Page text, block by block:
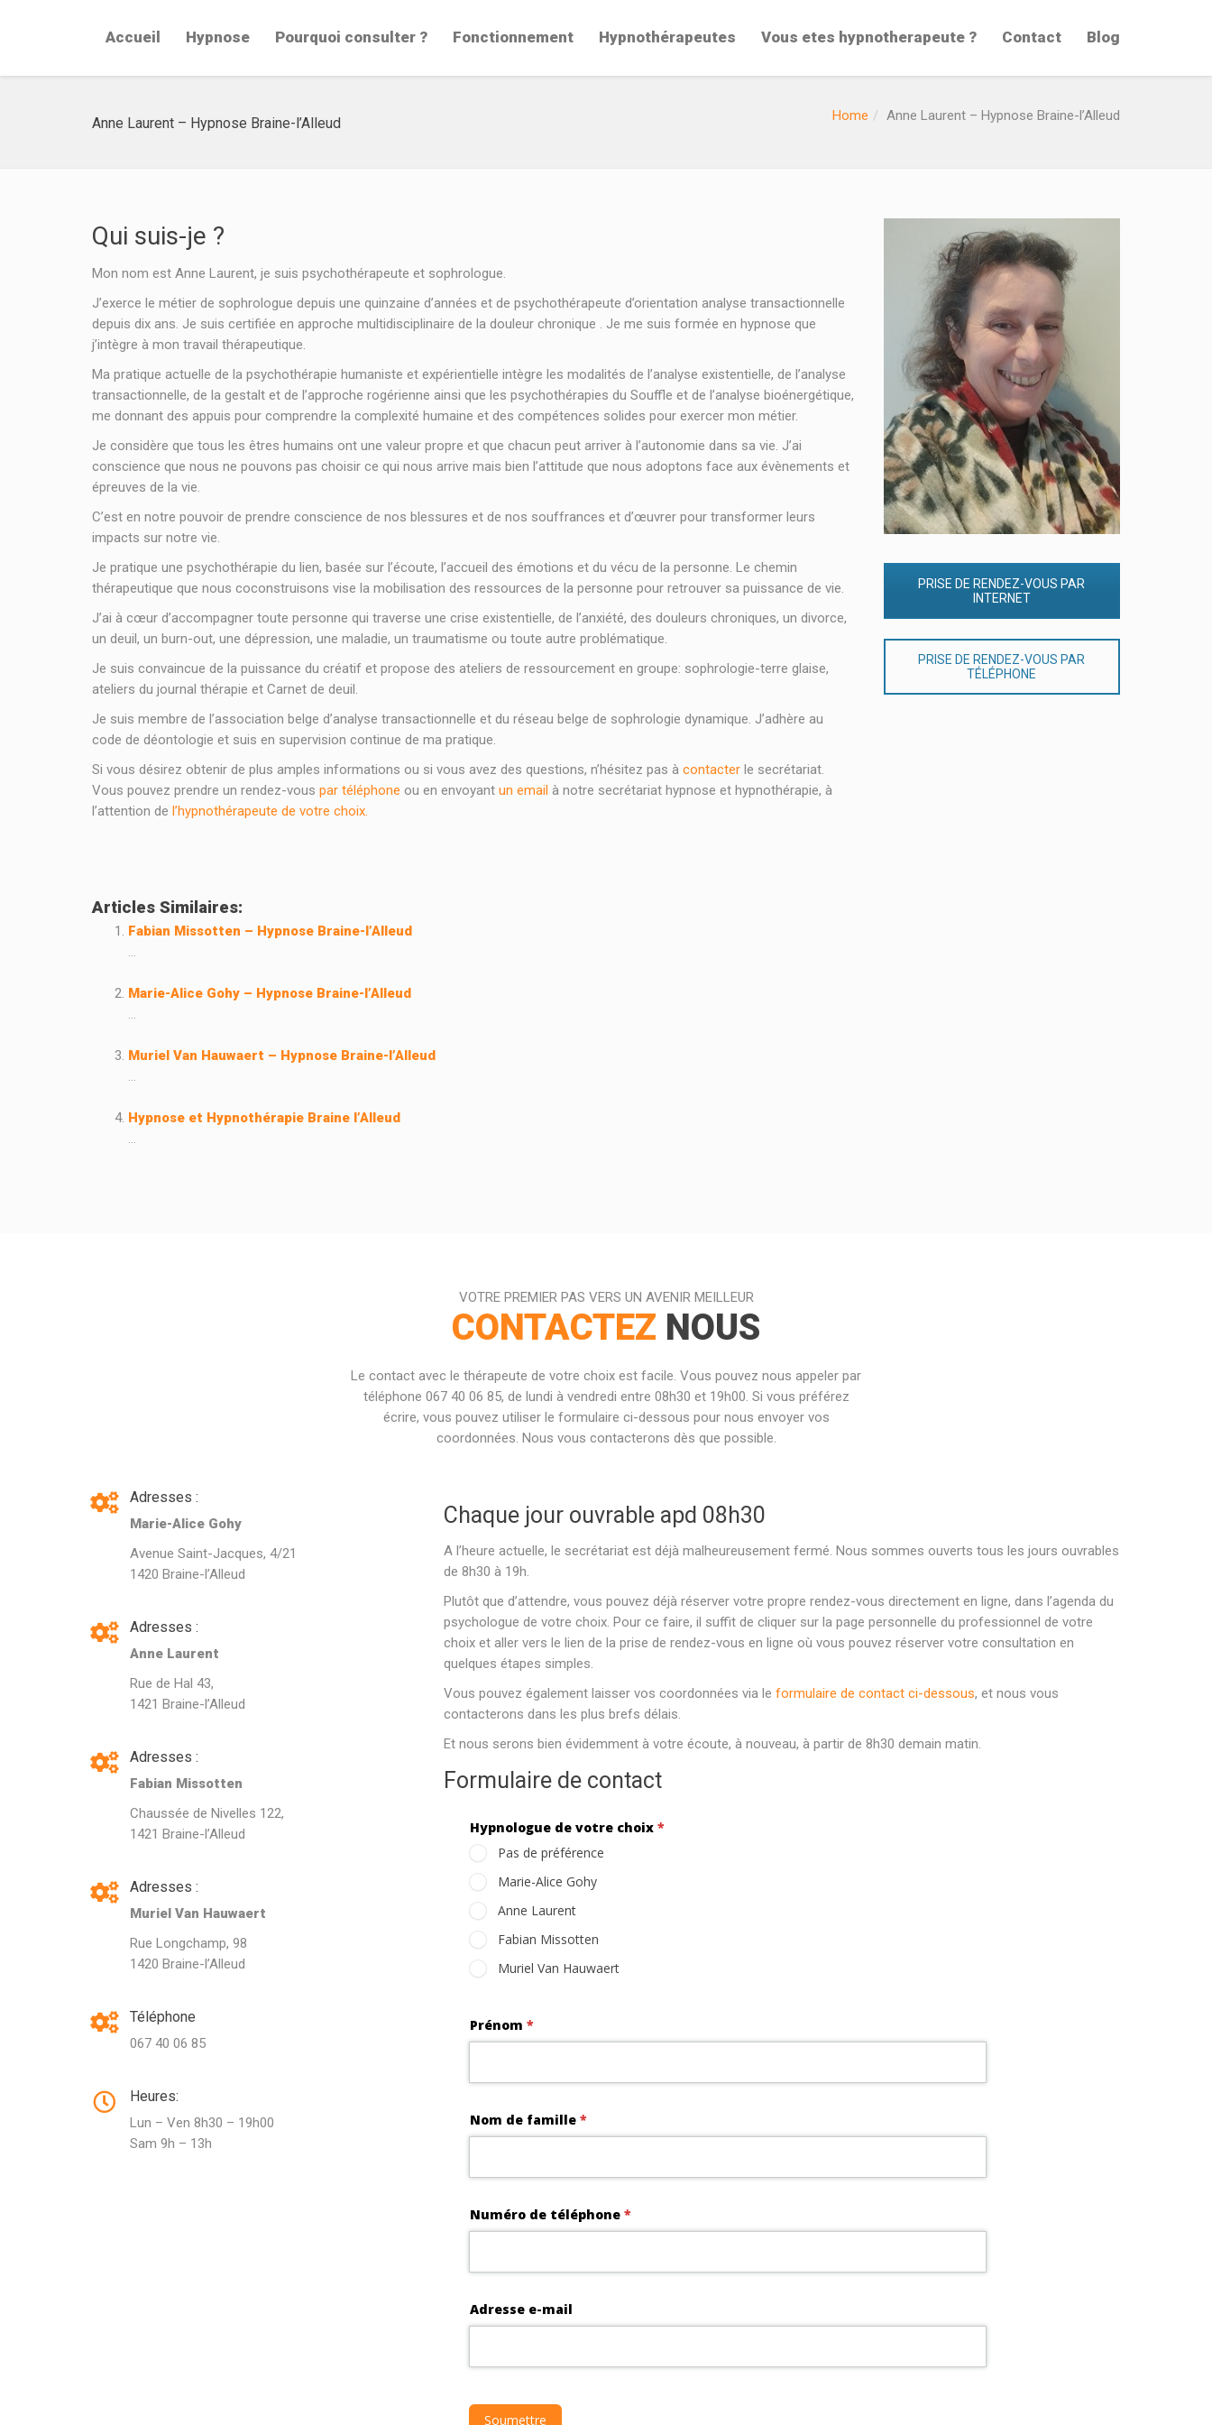
Accueil Hypnose Pourquoi consulter ? Fonctionnement Hypnothérapeutes Vous etes hypnotherapeute ? Contact Blog
Anne Laurent – Hypnose Braine-l’Alleud Home Anne Laurent – Hypnose Braine-l’Alleud
Qui suis-je ?
Mon nom est Anne Laurent, je suis psychothérapeute et sophrologue.
J’exerce le métier de sophrologue depuis une quinzaine d’années et de psychothérapeute d’orientation analyse transactionnelle
depuis dix ans. Je suis certifiée en approche multidisciplinaire de la douleur chronique . Je me suis formée en hypnose que
j’intègre à mon travail thérapeutique.
Ma pratique actuelle de la psychothérapie humaniste et expérientielle intègre les modalités de l’analyse existentielle, de l’analyse
transactionnelle, de la gestalt et de l’approche rogérienne ainsi que les psychothérapies du Souffle et de l’analyse bioénergétique,
me donnant des appuis pour comprendre la complexité humaine et des compétences solides pour exercer mon métier.
Je considère que tous les êtres humains ont une valeur propre et que chacun peut arriver à l’autonomie dans sa vie. J’ai
conscience que nous ne pouvons pas choisir ce qui nous arrive mais bien l’attitude que nous adoptons face aux évènements et
épreuves de la vie.
C’est en notre pouvoir de prendre conscience de nos blessures et de nos souffrances et d’œuvrer pour transformer leurs
impacts sur notre vie.
Je pratique une psychothérapie du lien, basée sur l’écoute, l’accueil des émotions et du vécu de la personne. Le chemin
thérapeutique que nous coconstruisons vise la mobilisation des ressources de la personne pour retrouver sa puissance de vie.
J’ai à cœur d’accompagner toute personne qui traverse une crise existentielle, de l’anxiété, des douleurs chroniques, un divorce,
un deuil, un burn-out, une dépression, une maladie, un traumatisme ou toute autre problématique.
Je suis convaincue de la puissance du créatif et propose des ateliers de ressourcement en groupe: sophrologie-terre glaise,
ateliers du journal thérapie et Carnet de deuil.
Je suis membre de l’association belge d’analyse transactionnelle et du réseau belge de sophrologie dynamique. J’adhère au
code de déontologie et suis en supervision continue de ma pratique.
Si vous désirez obtenir de plus amples informations ou si vous avez des questions, n’hésitez pas à contacter le secrétariat.
Vous pouvez prendre un rendez-vous par téléphone ou en envoyant un email à notre secrétariat hypnose et hypnothérapie, à
l’attention de l’hypnothérapeute de votre choix.
PRISE DE RENDEZ-VOUS PAR
INTERNET
PRISE DE RENDEZ-VOUS PAR
TÉLÉPHONE
Articles Similaires:
Fabian Missotten – Hypnose Braine-l’Alleud
...
Marie-Alice Gohy – Hypnose Braine-l’Alleud
...
Muriel Van Hauwaert – Hypnose Braine-l’Alleud
...
Hypnose et Hypnothérapie Braine l’Alleud
...
VOTRE PREMIER PAS VERS UN AVENIR MEILLEUR
CONTACTEZ NOUS
Le contact avec le thérapeute de votre choix est facile. Vous pouvez nous appeler par
téléphone 067 40 06 85, de lundi à vendredi entre 08h30 et 19h00. Si vous préférez
écrire, vous pouvez utiliser le formulaire ci-dessous pour nous envoyer vos
coordonnées. Nous vous contacterons dès que possible.
Adresses :
Marie-Alice Gohy
Avenue Saint-Jacques, 4/21
1420 Braine-l’Alleud
Adresses :
Anne Laurent
Rue de Hal 43,
1421 Braine-l’Alleud
Adresses :
Fabian Missotten
Chaussée de Nivelles 122,
1421 Braine-l’Alleud
Adresses :
Muriel Van Hauwaert
Rue Longchamp, 98
1420 Braine-l’Alleud
Téléphone
067 40 06 85
Heures:
Lun – Ven 8h30 – 19h00
Sam 9h – 13h
Chaque jour ouvrable apd 08h30
A l’heure actuelle, le secrétariat est déjà malheureusement fermé. Nous sommes ouverts tous les jours ouvrables
de 8h30 à 19h.
Plutôt que d’attendre, vous pouvez déjà réserver votre propre rendez-vous directement en ligne, dans l’agenda du
psychologue de votre choix. Pour ce faire, il suffit de cliquer sur la page personnelle du professionnel de votre
choix et aller vers le lien de la prise de rendez-vous en ligne où vous pouvez réserver votre consultation en
quelques étapes simples.
Vous pouvez également laisser vos coordonnées via le formulaire de contact ci-dessous, et nous vous
contacterons dans les plus brefs délais.
Et nous serons bien évidemment à votre écoute, à nouveau, à partir de 8h30 demain matin.
Formulaire de contact